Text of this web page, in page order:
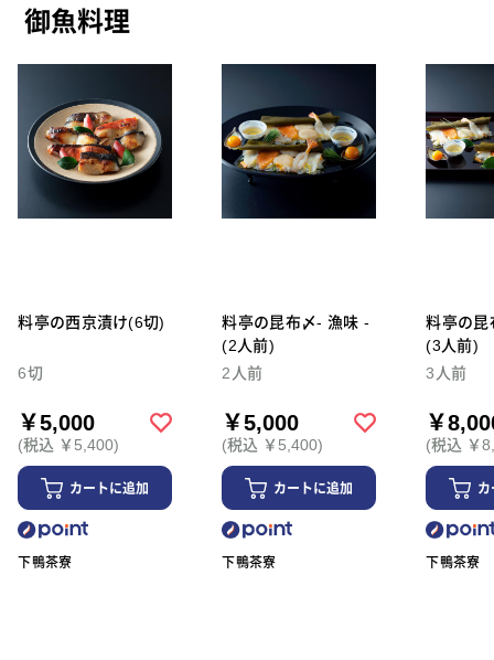
御魚料理
料亭の西京漬け(6切)
6切
￥5,000
(税込 ￥5,400)
カートに追加
下鴨茶寮
料亭の昆布〆- 漁味 -
(2人前)
2人前
￥5,000
(税込 ￥5,400)
カートに追加
下鴨茶寮
料亭の昆
(3人前)
3人前
￥
(税込 ￥
下鴨茶寮